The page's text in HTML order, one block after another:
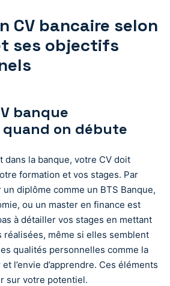
CV bancaire selon
ses objectifs
banque
on débute
dans la banque, votre CV doit
formation et vos stages. Par
diplôme comme un BTS Banque,
ou un master en finance est
à détailler vos stages en mettant
réalisées, même si elles semblent
qualités personnelles comme la
l’envie d’apprendre. Ces éléments
sur votre potentiel.